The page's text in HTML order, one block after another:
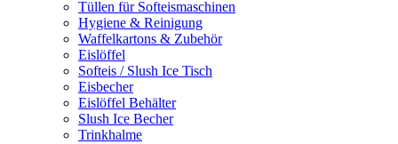
Tüllen für Softeismaschinen
Hygiene & Reinigung
Waffelkartons & Zubehör
Eislöffel
Softeis / Slush Ice Tisch
Eisbecher
Eislöffel Behälter
Slush Ice Becher
Trinkhalme